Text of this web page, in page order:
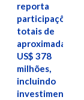
reporta
participações
totais de
US$ 378
milhões,
incluindo
investimentos